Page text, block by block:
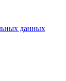
данных